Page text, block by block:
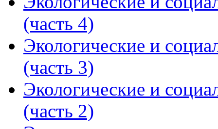
(часть 4)
Экологические и
(часть 3)
Экологические и
(часть 2)